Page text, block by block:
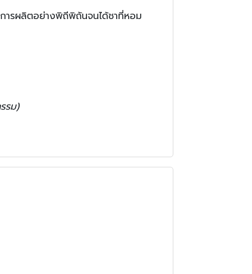
ารผลิตอย่างพิถีพิถันจนได้ชาที่หอม
รม)